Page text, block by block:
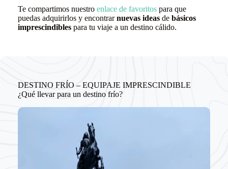
Te compartimos nuestroenlace de favoritospara que
puedas adquirirlos y encontrarnuevas ideasde básicos
imprescindiblespara tu viaje a un destino cálido.
DESTINO FRÍO – EQUIPAJE IMPRESCINDIBLE
¿Qué llevar para un destino frío?